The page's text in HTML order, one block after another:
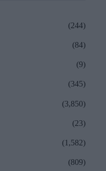
(244)
(84)
(9)
(345)
(3,850)
(23)
(1,582)
(809)